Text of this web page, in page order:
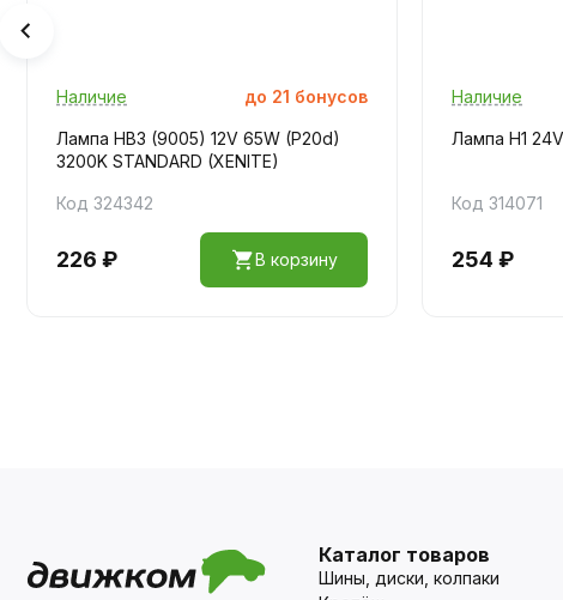
Наличие до 21 бонусов
Лампа HB3 (9005) 12V 65W (P20d)
3200K STANDARD (XENITE)
Код 324342
226 ₽ В корзину
Наличие
Лампа H1
Код 314071
254 ₽
Каталог товаров
Шины, диски, колпаки